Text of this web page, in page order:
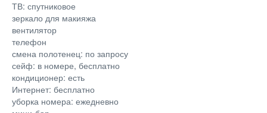
ТВ: спутниковое
зеркало для макияжа
вентилятор
телефон
смена полотенец: по запросу
сейф: в номере, бесплатно
кондиционер: есть
Интернет: бесплатно
уборка номера: ежедневно